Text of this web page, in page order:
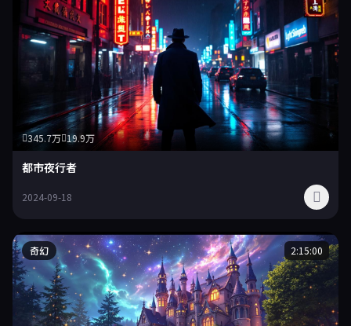
345.7万 19.9万
都市夜行者
2024-09-18
奇幻 2:15:00